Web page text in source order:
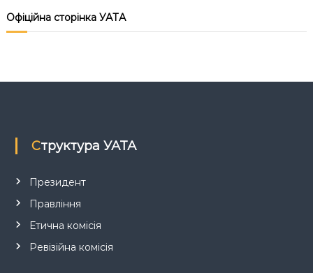
я
и
с
в
Офіційна сторінка УАТА
Структура УАТА
Президент
Правління
Етична комісія
Ревізійна комісія